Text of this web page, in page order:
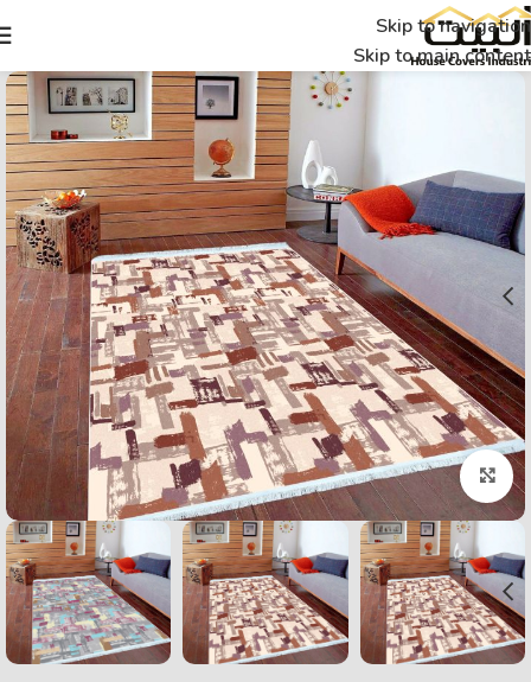
Skip to navigation
Skip to main content
Click to enlarge